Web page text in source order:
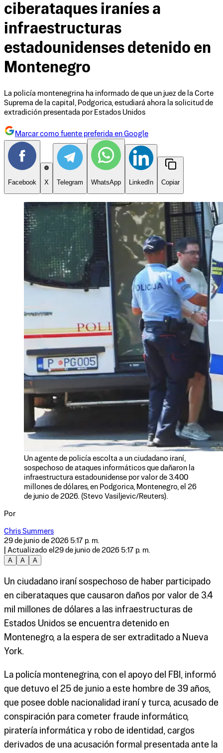
ciberataques iraníes a
infraestructuras
estadounidenses detenido en
Montenegro
La policía montenegrina ha informado de que un juez de la Corte
Suprema de la capital, Podgorica, estudiará ahora la solicitud de
extradición presentada por Estados Unidos
Marcar como fuente preferida en Google
Facebook X Telegram WhatsApp LinkedIn Copiar
Un agente de policía escolta a un ciudadano iraní,
sospechoso de ataques informáticos que dañaron la
infraestructura estadounidense por valor de 3.400
millones de dólares, en Podgorica, Montenegro, el 26
de junio de 2026. (Stevo Vasiljevic/Reuters).
Por
Chris Summers
29 de junio de 2026 5:17 p. m.
| Actualizado el 29 de junio de 2026 5:17 p. m.
A
A A
Un ciudadano iraní sospechoso de haber participado
en ciberataques que causaron daños por valor de 3.4
mil millones de dólares a las infraestructuras de
Estados Unidos se encuentra detenido en
Montenegro, a la espera de ser extraditado a Nueva
York.
La policía montenegrina, con el apoyo del FBI, informó
que detuvo el 25 de junio a este hombre de 39 años,
que posee doble nacionalidad iraní y turca, acusado de
conspiración para cometer fraude informático,
piratería informática y robo de identidad, cargos
derivados de una acusación formal presentada ante la